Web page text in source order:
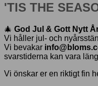
'TIS THE
🎄 God Jul & Gott Nytt
Vi håller jul- och
Vi bevakar
svarstiderna kan vara
Vi önskar er en riktigt fin